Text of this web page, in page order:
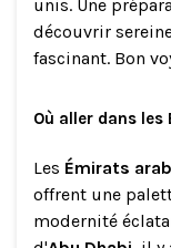
unis. Une
découvrir
fascinant. Bon
Où aller dans
Les Émirats
offrent une
modernité